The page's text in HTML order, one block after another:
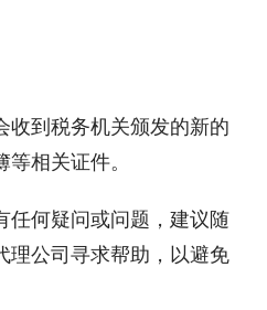
收到税务机关颁发的新的
相关证件。
任何疑问或问题，建议随
理公司寻求帮助，以避免